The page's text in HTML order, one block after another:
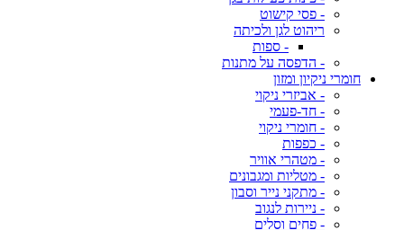
- פסי קישוט
ריהוט לגן ולכיתה
- ספות
- הדפסה על מתנות
חומרי ניקיון ומזון
- אביזרי ניקוי
- חד-פעמי
- חומרי ניקוי
- כפפות
- מטהרי אוויר
- מטליות ומגבונים
- מתקני נייר וסבון
- ניירות לנגוב
- פחים וסלים